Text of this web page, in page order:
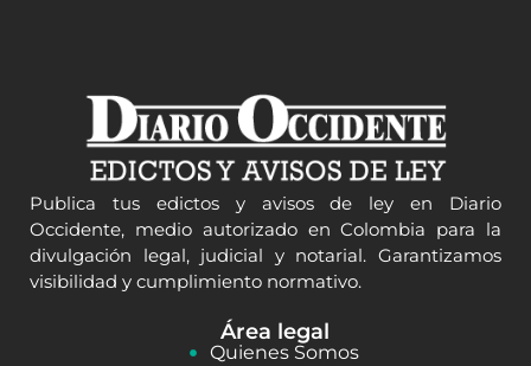
Publica tus edictos y avisos de ley en Diario
Occidente, medio autorizado en Colombia para la
divulgación legal, judicial y notarial. Garantizamos
visibilidad y cumplimiento normativo.
Área legal
Quienes Somos